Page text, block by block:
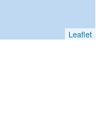
Leaflet